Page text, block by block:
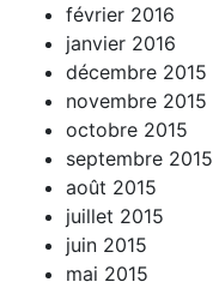
février 2016
janvier 2016
décembre 2015
novembre 2015
octobre 2015
septembre 2015
août 2015
juillet 2015
juin 2015
mai 2015